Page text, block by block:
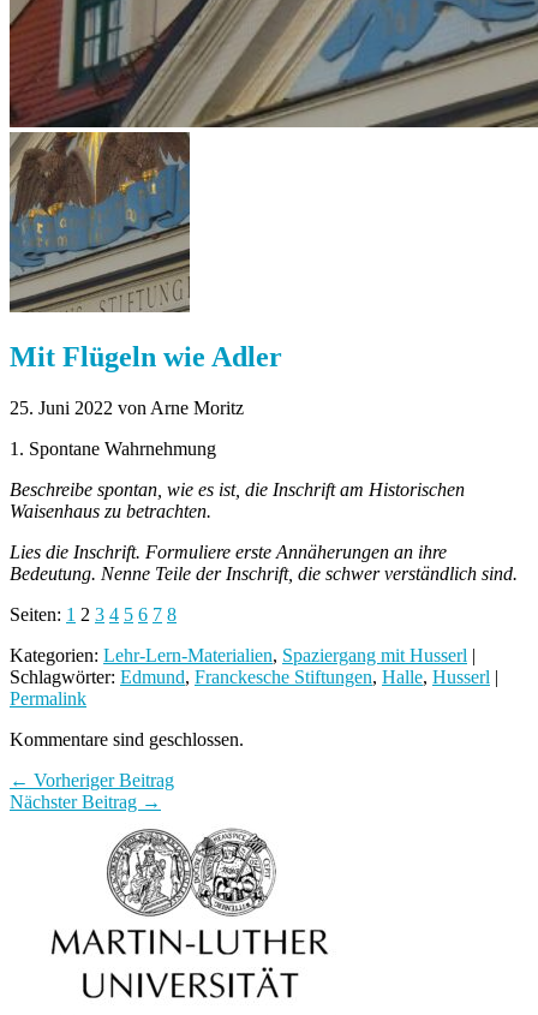
Mit Flügeln wie Adler
25. Juni 2022 von Arne Moritz
1. Spontane Wahrnehmung
Beschreibe spontan, wie es ist, die Inschrift am Historischen
Waisenhaus zu betrachten.
Lies die Inschrift. Formuliere erste Annäherungen an ihre
Bedeutung. Nenne Teile der Inschrift, die schwer verständlich sind.
Seiten: 1 2 3 4 5 6 7 8
Kategorien: Lehr-Lern-Materialien, Spaziergang mit Husserl |
Schlagwörter: Edmund, Franckesche Stiftungen, Halle, Husserl |
Permalink
Kommentare sind geschlossen.
← Vorheriger Beitrag
Nächster Beitrag →